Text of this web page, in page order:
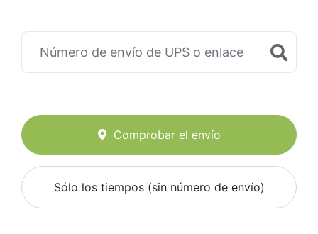
Comprobar el envío
Sólo los tiempos (sin número de envío)